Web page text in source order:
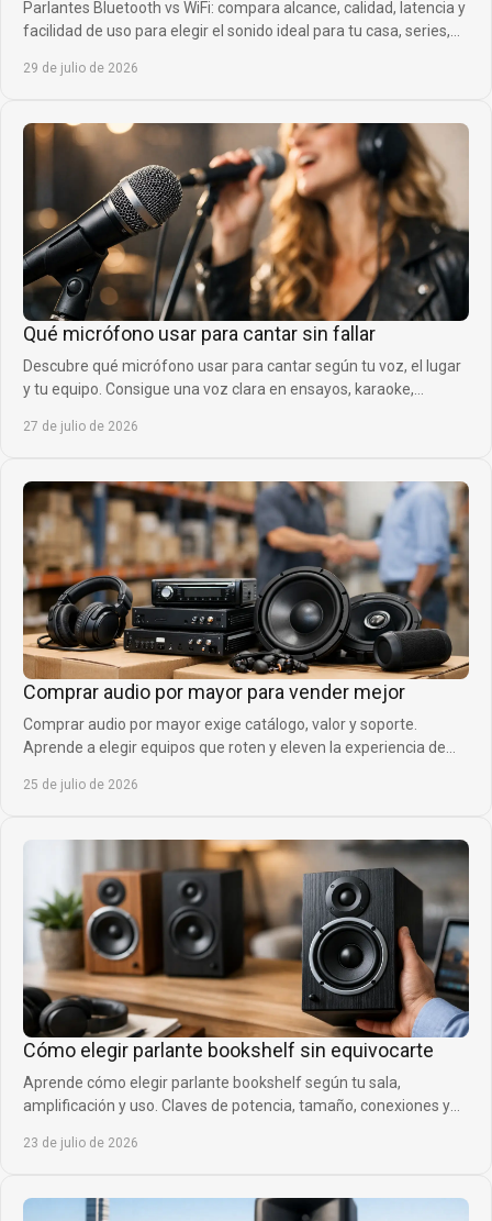
Parlantes Bluetooth vs WiFi: compara alcance, calidad, latencia y
facilidad de uso para elegir el sonido ideal para tu casa, series,
29 de julio de 2026
Qué micrófono usar para cantar sin fallar
Descubre qué micrófono usar para cantar según tu voz, el lugar
y tu equipo. Consigue una voz clara en ensayos, karaoke,
27 de julio de 2026
Comprar audio por mayor para vender mejor
Comprar audio por mayor exige catálogo, valor y soporte.
Aprende a elegir equipos que roten y eleven la experiencia de
25 de julio de 2026
Cómo elegir parlante bookshelf sin equivocarte
Aprende cómo elegir parlante bookshelf según tu sala,
amplificación y uso. Claves de potencia, tamaño, conexiones y
23 de julio de 2026